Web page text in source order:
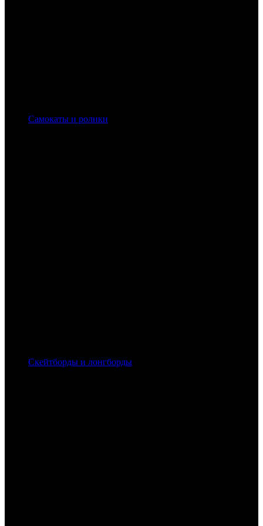
Самокаты и ролики
Скейтборды и лонгборды